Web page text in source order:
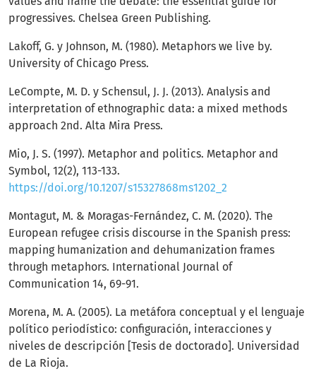
progressives. Chelsea Green Publishing.
Lakoff, G. y Johnson, M. (1980). Metaphors we live by.
University of Chicago Press.
LeCompte, M. D. y Schensul, J. J. (2013). Analysis and
interpretation of ethnographic data: a mixed methods
approach 2nd. Alta Mira Press.
Mio, J. S. (1997). Metaphor and politics. Metaphor and
Symbol, 12(2), 113-133.
https://doi.org/10.1207/s15327868ms1202_2
Montagut, M. & Moragas-Fernández, C. M. (2020). The
European refugee crisis discourse in the Spanish press:
mapping humanization and dehumanization frames
through metaphors. International Journal of
Communication 14, 69-91.
Morena, M. A. (2005). La metáfora conceptual y el lenguaje
político periodístico: configuración, interacciones y
niveles de descripción [Tesis de doctorado]. Universidad
de La Rioja.